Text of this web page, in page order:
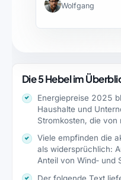
Wolfgang
Die 5 Hebel im
Energiepreise 2025
Haushalte und
Stromkosten, die
Viele empfinden die
als widersprüchlich:
Anteil von Wind‑ und